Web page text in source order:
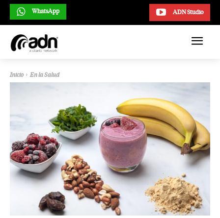
ADN Studio
WhatsApp
Inicio En la Salud